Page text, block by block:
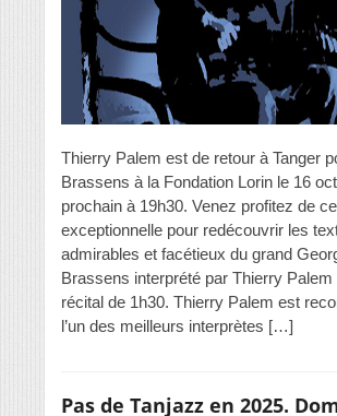
Thierry Palem est de retour à Tanger
Brassens à la Fondation Lorin le 16
prochain à 19h30. Venez profitez de
exceptionnelle pour redécouvrir les
admirables et facétieux du grand
Brassens interprété par Thierry Palem
récital de 1h30. Thierry Palem est
l’un des meilleurs interprètes […]
Pas de Tanjazz en 2025.